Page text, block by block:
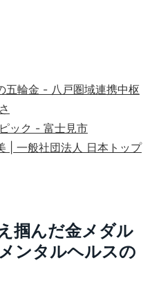
五輪金 - 八戸圏域連携中枢
ック - 富士見市
| 一般社団法人 日本トップ
掴んだ金メダル
ンタルヘルスの